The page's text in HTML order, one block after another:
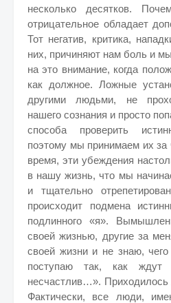
несколько десятков.
отрицательное обладает
Тот негатив, критика,
них, причиняют нам боль и
на это внимание, когда
как должное. Ложные
другими людьми, не
нашего сознания и просто
способа проверить
поэтому мы принимаем их за
время, эти убеждения
в нашу жизнь, что мы
и тщательно
происходит подмена
подлинного «я».
своей жизнью, другие за
своей жизни и не знаю,
поступаю так, как
несчастлив…».
Фактически, все люди,